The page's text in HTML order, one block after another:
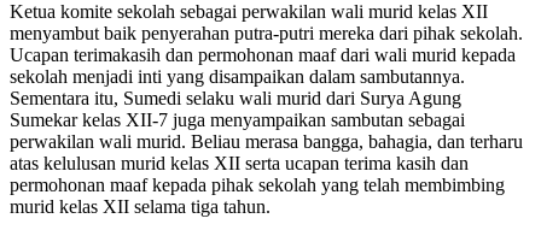
Ketua komite sekolah sebagai perwakilan wali murid kelas XII
menyambut baik penyerahan putra-putri mereka dari pihak sekolah.
Ucapan terimakasih dan permohonan maaf dari wali murid kepada
sekolah menjadi inti yang disampaikan dalam sambutannya.
Sementara itu, Sumedi selaku wali murid dari Surya Agung
Sumekar kelas XII-7 juga menyampaikan sambutan sebagai
perwakilan wali murid. Beliau merasa bangga, bahagia, dan terharu
atas kelulusan murid kelas XII serta ucapan terima kasih dan
permohonan maaf kepada pihak sekolah yang telah membimbing
murid kelas XII selama tiga tahun.